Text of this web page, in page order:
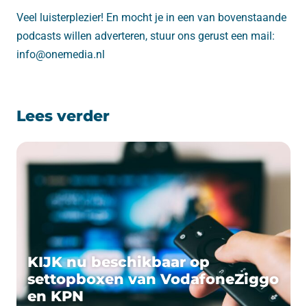
Veel luisterplezier! En mocht je in een van bovenstaande
podcasts willen adverteren, stuur ons gerust een mail:
info@onemedia.nl
Lees verder
KIJK nu beschikbaar op
settopboxen van VodafoneZiggo
en KPN